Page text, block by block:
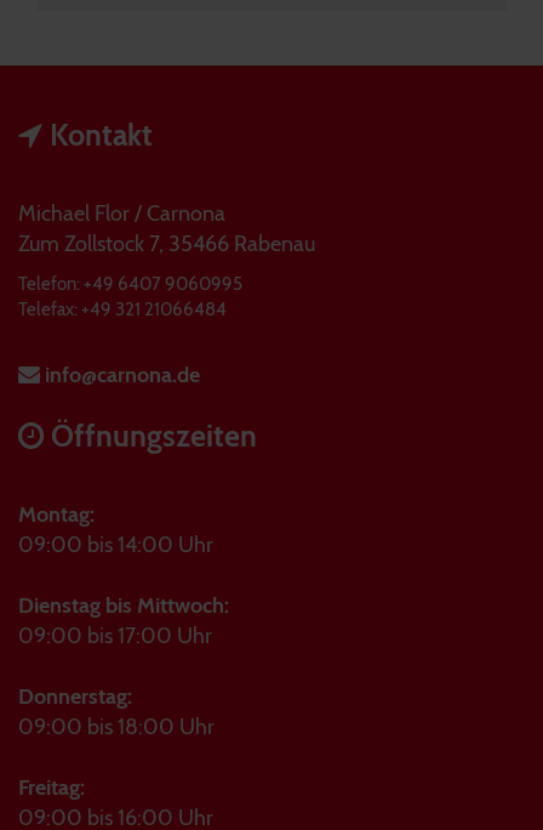
Kontakt
Michael Flor / Carnona
Zum Zollstock 7, 35466 Rabenau
Telefon: +49 6407 9060995
Telefax: +49 321 21066484
info@carnona.de
Öffnungszeiten
Montag:
09:00 bis 14:00 Uhr
Dienstag bis Mittwoch:
09:00 bis 17:00 Uhr
Donnerstag:
09:00 bis 18:00 Uhr
Freitag:
09:00 bis 16:00 Uhr